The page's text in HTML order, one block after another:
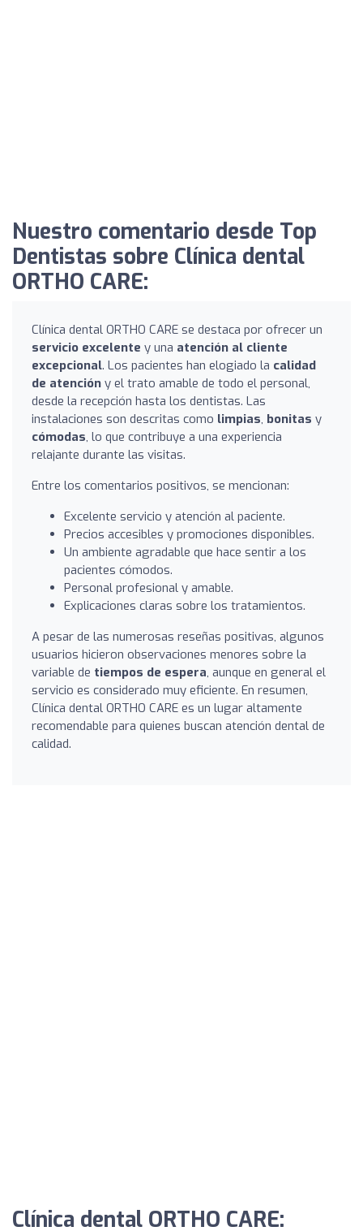
Nuestro comentario desde Top
Dentistas sobre Clínica dental
ORTHO CARE:
Clínica dental ORTHO CARE se destaca por ofrecer un
servicio excelente y una atención al cliente
excepcional. Los pacientes han elogiado la calidad
de atención y el trato amable de todo el personal,
desde la recepción hasta los dentistas. Las
instalaciones son descritas como limpias, bonitas y
cómodas, lo que contribuye a una experiencia
relajante durante las visitas.
Entre los comentarios positivos, se mencionan:
Excelente servicio y atención al paciente.
Precios accesibles y promociones disponibles.
Un ambiente agradable que hace sentir a los
pacientes cómodos.
Personal profesional y amable.
Explicaciones claras sobre los tratamientos.
A pesar de las numerosas reseñas positivas, algunos
usuarios hicieron observaciones menores sobre la
variable de tiempos de espera, aunque en general el
servicio es considerado muy eficiente. En resumen,
Clínica dental ORTHO CARE es un lugar altamente
recomendable para quienes buscan atención dental de
calidad.
Clínica dental ORTHO CARE: